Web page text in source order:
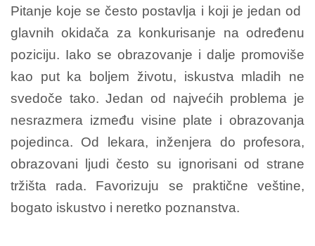
Pitanje koje se često postavlja i koji je jedan od
glavnih okidača za konkurisanje na određenu
poziciju. Iako se obrazovanje i dalje promoviše
kao put ka boljem životu, iskustva mladih ne
svedoče tako. Jedan od najvećih problema je
nesrazmera između visine plate i obrazovanja
pojedinca. Od lekara, inženjera do profesora,
obrazovani ljudi često su ignorisani od strane
tržišta rada. Favorizuju se praktične veštine,
bogato iskustvo i neretko poznanstva.